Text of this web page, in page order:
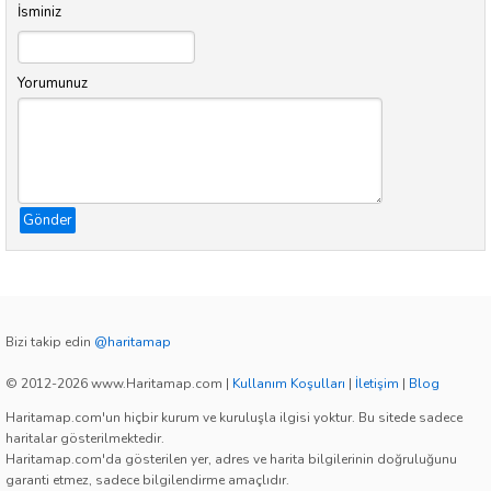
İsminiz
Yorumunuz
Gönder
Bizi takip edin @haritamap
© 2012-2026 www.Haritamap.com | Kullanım Koşulları | İletişim | Blog
Haritamap.com'un hiçbir kurum ve kuruluşla ilgisi yoktur. Bu sitede sadece
haritalar gösterilmektedir.
Haritamap.com'da gösterilen yer, adres ve harita bilgilerinin doğruluğunu
garanti etmez, sadece bilgilendirme amaçlıdır.